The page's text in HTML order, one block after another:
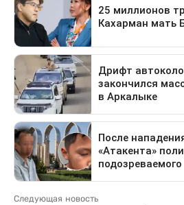
Следующая новость